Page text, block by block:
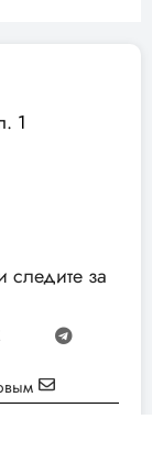
1
следите за